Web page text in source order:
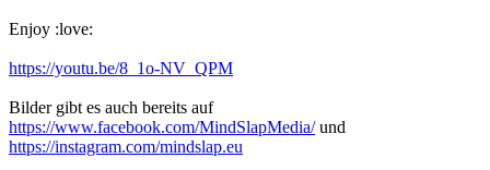
Enjoy :love:
https://youtu.be/8_1o-NV_QPM
Bilder gibt es auch bereits auf
https://www.facebook.com/MindSlapMedia/und
https://instagram.com/mindslap.eu